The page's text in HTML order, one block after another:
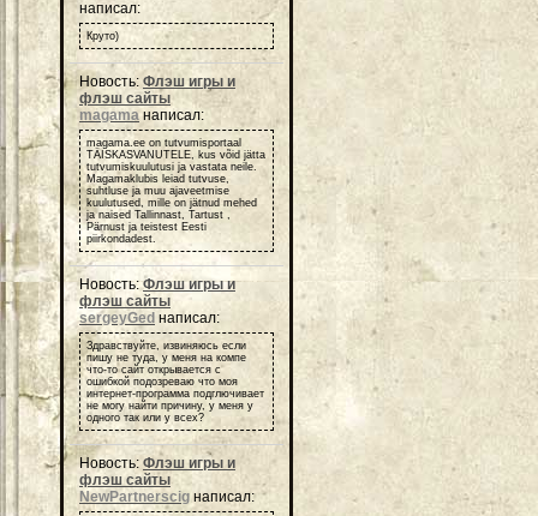
написал:
Круто)
Новость: Флэш игры и
флэш сайты
magama написал:
magama.ee on tutvumisportaal
TÄISKASVANUTELE, kus võid jätta
tutvumiskuulutusi ja vastata neile.
Magamaklubis leiad tutvuse,
suhtluse ja muu ajaveetmise
kuulutused, mille on jätnud mehed
ja naised Tallinnast, Tartust ,
Pärnust ja teistest Eesti
piirkondadest.
Новость:Флэш игры и
флэш сайты
sergeyGed написал:
Здравствуйте, извиняюсь если
пишу не туда, у меня на компе
что-то сайт открывается с
ошибкой подозреваю что моя
интернет-программа подглючивает
не могу найти причину, у меня у
одного так или у всех?
Новость: Флэш игры и
флэш сайты
NewPartnerscig написал: